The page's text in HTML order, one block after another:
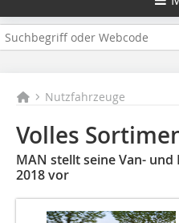
Nutzfahrzeuge
Volles
MAN stellt seine Van-
2018 vor